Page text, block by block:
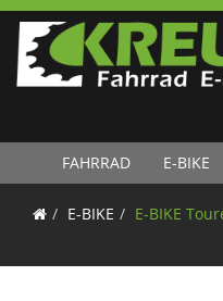
FAHRRAD E-BIKE
E-BIKE E-BIKE